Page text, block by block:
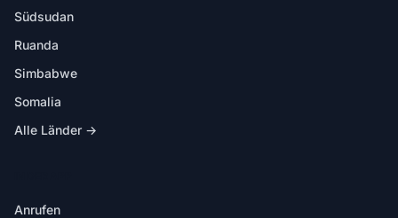
Südsudan
Ruanda
Simbabwe
Somalia
Alle Länder →
Anrufen